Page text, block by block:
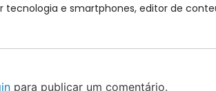
tecnologia e smartphones, editor de
para publicar um comentário.